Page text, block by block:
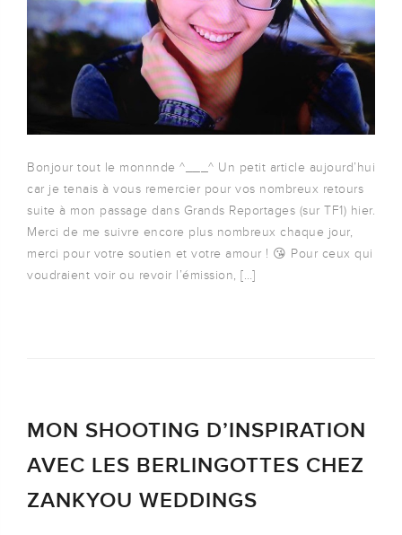
Bonjour tout le monnnde ^___^ Un petit article aujourd’hui
car je tenais à vous remercier pour vos nombreux retours
suite à mon passage dans Grands Reportages (sur TF1) hier.
Merci de me suivre encore plus nombreux chaque jour,
merci pour votre soutien et votre amour ! 😘 Pour ceux qui
voudraient voir ou revoir l’émission, […]
MON SHOOTING D’INSPIRATION
AVEC LES BERLINGOTTES CHEZ
ZANKYOU WEDDINGS